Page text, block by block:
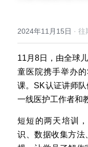
2024年11月15日 · 往
11月8日，由全球
童医院携手举办
课。SK认证讲师
一线医护工作者和
短短的两天培训
识、数据收集方法